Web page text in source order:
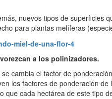
nuevos tipos de superficies
para plantas melíferas
a los polinizadores.
cambia el factor de
los factores de ponderación
que cada hectárea de este tipo